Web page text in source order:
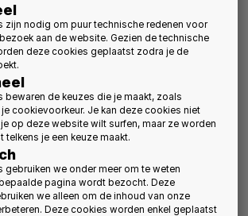
zijn nodig om puur technische redenen voor
aan de website. Gezien de technische
deze cookies geplaatst zodra je de
bewaren de keuzes die je maakt, zoals
cookievoorkeur. Je kan deze cookies niet
op deze website wilt surfen, maar ze worden
telkens je een keuze maakt.
gebruiken we onder meer om te weten
pagina wordt bezocht. Deze
we alleen om de inhoud van onze
Deze cookies worden enkel geplaatst
tienjarige aansprakelijkheid moeten
overige elementen volgt in principe een
, dat architecten en alle andere
bouw verplicht om hun
te verzekeren.
van de verplichte
verandert, maar niet de
zelf . Alle bouwpartners zullen zoals vroeger
bij problemen voor, tijdens en na de
en grote gebreken; voor woningen en
zal moeten uitmaken welke dekking u